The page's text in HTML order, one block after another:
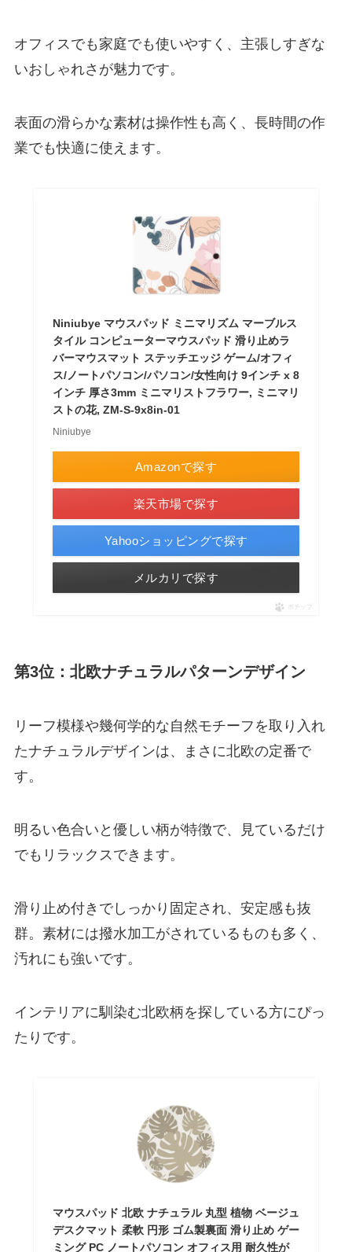
オフィスでも家庭でも使いやすく、主張しすぎな
いおしゃれさが魅力です。
表面の滑らかな素材は操作性も高く、長時間の作
業でも快適に使えます。
Niniubye マウスパッド ミニマリズム マーブルス
タイル コンピューターマウスパッド 滑り止めラ
バーマウスマット ステッチエッジ ゲーム/オフィ
ス/ノートパソコン/パソコン/女性向け 9インチ x 8
インチ 厚さ3mm ミニマリストフラワー, ミニマリ
ストの花, ZM-S-9x8in-01
Niniubye
Amazonで探す
楽天市場で探す
Yahooショッピングで探す
メルカリで探す
ポチップ
第3位：北欧ナチュラルパターンデザイン
リーフ模様や幾何学的な自然モチーフを取り入れ
たナチュラルデザインは、まさに北欧の定番で
す。
明るい色合いと優しい柄が特徴で、見ているだけ
でもリラックスできます。
滑り止め付きでしっかり固定され、安定感も抜
群。素材には撥水加工がされているものも多く、
汚れにも強いです。
インテリアに馴染む北欧柄を探している方にぴっ
たりです。
マウスパッド 北欧 ナチュラル 丸型 植物 ベージュ
デスクマット 柔軟 円形 ゴム製裏面 滑り止め ゲー
ミング PC ノートパソコン オフィス用 耐久性が